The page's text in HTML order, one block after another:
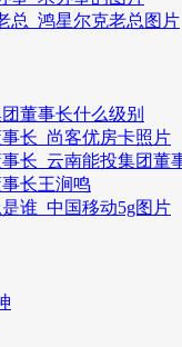
总_鸿星尔克老总图片
董事长什么级别
长_尚客优房卡照片
长_云南能投集团董
长王涧鸣
谁_中国移动5g图片